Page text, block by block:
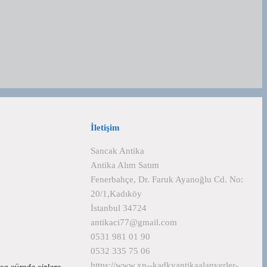
İletişim
Sancak Antika
Antika Alım Satım
Fenerbahçe, Dr. Faruk Ayanoğlu Cd. No:
20/1,Kadıköy
İstanbul 34724
antikaci77@gmail.com
0531 981 01 90
0532 335 75 06